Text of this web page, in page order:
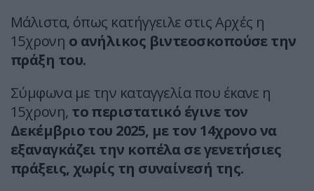
Μάλιστα, όπως κατήγγειλε στις Αρχές η
15χρονη ο ανήλικος βιντεοσκοπούσε την
πράξη του.
Σύμφωνα με την καταγγελία που έκανε η
15χρονη, το περιστατικό έγινε τον
Δεκέμβριο του 2025, με τον 14χρονο να
εξαναγκάζει την κοπέλα σε γενετήσιες
πράξεις, χωρίς τη συναίνεσή της.